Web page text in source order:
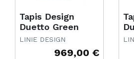
Tapis Design
Duetto Green
LINIE DESIGN
969,00 €